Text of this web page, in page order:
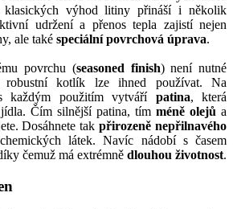
klasických výhod litiny přináší i několik
udržení a přenos tepla zajistí nejen
ale také speciální povrchová úprava.
povrchu (seasoned finish) není nutné
robustní kotlík lze ihned používat. Na
každým použitím vytváří patina, která
Čím silnější patina, tím méně olejů a
Dosáhnete takpřirozeně nepřilnavého
látek. Navíc nádobí s časem
čemuž má extrémně dlouhou životnost.